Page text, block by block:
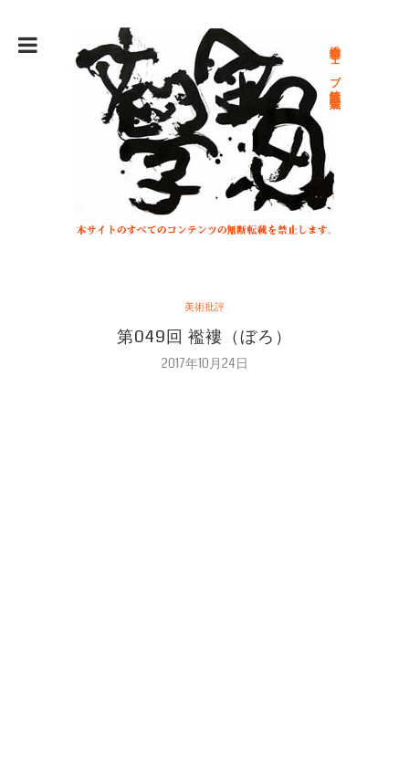
総合文学ウェブ情報誌 文学金魚
美術批評
第049回 襤褸（ぼろ）
2017年10月24日